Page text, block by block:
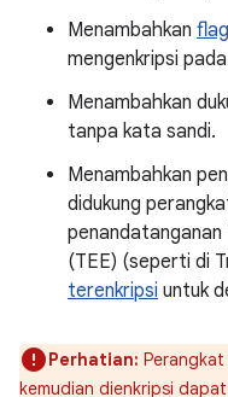
Menambahkan flag
mengenkripsi
Menambahkan
tanpa kata sandi.
Menambahkan
didukung
(TEE) (seperti di
terenkripsi untuk
Perhatian:
kemudian dienkripsi